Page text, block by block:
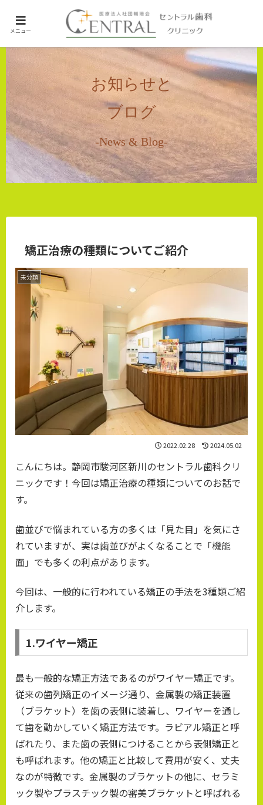
お知らせと
ブログ
-News & Blog-
ホーム
未分類
矯正治療の種類についてご紹介
未分類
2022.02.28 2024.05.02
こんにちは。静岡市駿河区新川のセントラル歯科クリ
ニックです！今回は矯正治療の種類についてのお話で
す。
歯並びで悩まれている方の多くは「見た目」を気にさ
れていますが、実は歯並びがよくなることで「機能
面」でも多くの利点があります。
今回は、一般的に行われている矯正の手法を3種類ご紹
介します。
1.ワイヤー矯正
最も一般的な矯正方法であるのがワイヤー矯正です。
従来の歯列矯正のイメージ通り、金属製の矯正装置
（ブラケット）を歯の表側に装着し、ワイヤーを通し
て歯を動かしていく矯正方法です。ラビアル矯正と呼
ばれたり、また歯の表側につけることから表側矯正と
も呼ばれます。他の矯正と比較して費用が安く、丈夫
なのが特徴です。金属製のブラケットの他に、セラミ
ック製やプラスチック製の審美ブラケットと呼ばれる
メニュー